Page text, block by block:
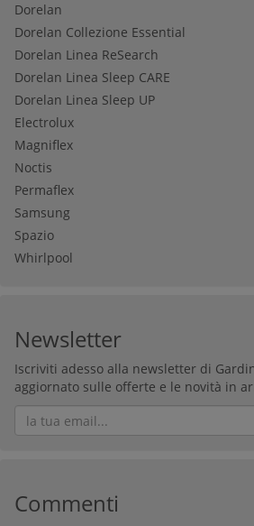
Dorelan
Dorelan Collezione Essential
Dorelan Linea ReSearch
Dorelan Linea Sleep CARE
Dorelan Linea Sleep UP
Electrolux
Magniflex
Noctis
Permaflex
Samsung
Spazio
Whirlpool
Newsletter
Iscriviti adesso alla newsletter di
aggiornato sulle offerte e le novità in
Commenti